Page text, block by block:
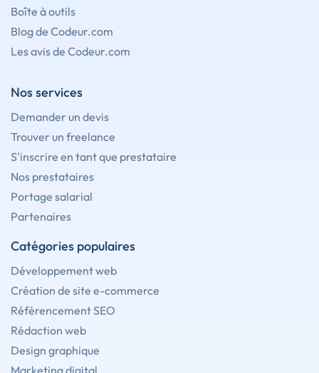
Boîte à outils
Blog de Codeur.com
Les avis de Codeur.com
Nos services
Demander un devis
Trouver un freelance
S'inscrire en tant que prestataire
Nos prestataires
Portage salarial
Partenaires
Catégories populaires
Développement web
Création de site e-commerce
Référencement SEO
Rédaction web
Design graphique